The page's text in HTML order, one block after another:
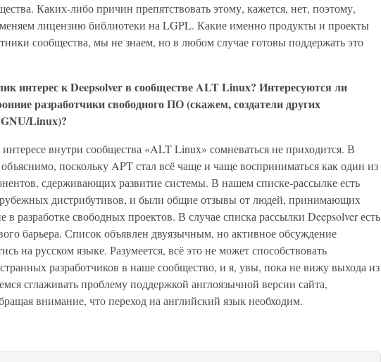
Каких-либо причин препятствовать этому, кажется, нет, поэтому,
лицензию библиотеки на LGPL. Какие именно продукты и проекты
сообщества, мы не знаем, но в любом случае готовы поддержать это
интерес к Deepsolver в сообществе ALT Linux? Интересуются ли
разработчики свободного ПО (скажем, создатели других
Linux)?
внутри сообщества «ALT Linux» сомневаться не приходится. В
поскольку APT стал всё чаще и чаще восприниматься как один из
сдерживающих развитие системы. В нашем списке-рассылке есть
дистрибутивов, и были общие отзывы от людей, принимающих
в разработке свободных проектов. В случае списка рассылки Deepsolver есть
барьера. Список объявлен двуязычным, но активное обсуждение
на русском языке. Разумеется, всё это не может способствовать
разработчиков в наше сообщество, и я, увы, пока не вижу выхода из
сглаживать проблему поддержкой англоязычной версии сайта,
внимание, что переход на английский язык необходим.